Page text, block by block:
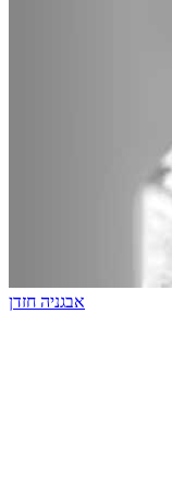
אבגניה חזדן